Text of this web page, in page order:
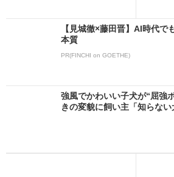
【見城徹×藤田晋】AI時代で
本質
PR(FINCHI on GOETHE)
強風でかわいい子犬が“屈
きの変貌に飼い主「知らない